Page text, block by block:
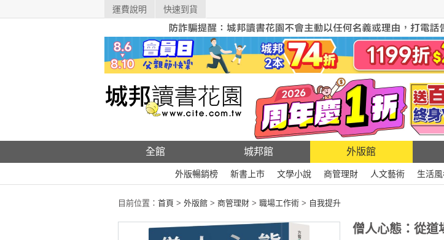
運費說明 快速到貨
全館 城邦館 外版館
外版暢銷榜 新書上市 文學小說 商管理財 人文藝術 生活
目前位置： 首頁 > 外版館 > 商管理財 > 職場工作術 > 自我提升
僧人心態：從道